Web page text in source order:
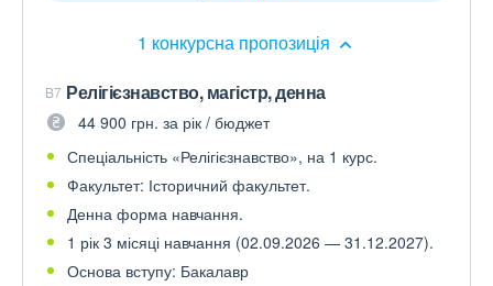
1 конкурсна пропозиція
B7 Релігієзнавство, магістр, денна
44 900 грн. за рік / бюджет
Спеціальність «Релігієзнавство», на 1 курс.
Факультет: Історичний факультет.
Денна форма навчання.
1 рік 3 місяці навчання (02.09.2026 — 31.12.2027).
Основа вступу: Бакалавр